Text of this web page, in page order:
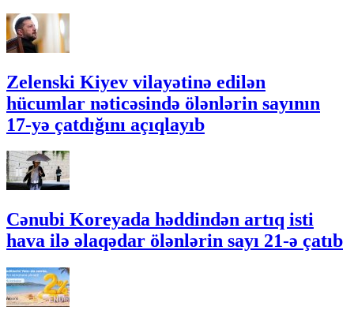
Zelenski Kiyev vilayətinə edilən
hücumlar nəticəsində ölənlərin sayının
17-yə çatdığını açıqlayıb
Cənubi Koreyada həddindən artıq isti
hava ilə əlaqədar ölənlərin sayı 21-ə çatıb